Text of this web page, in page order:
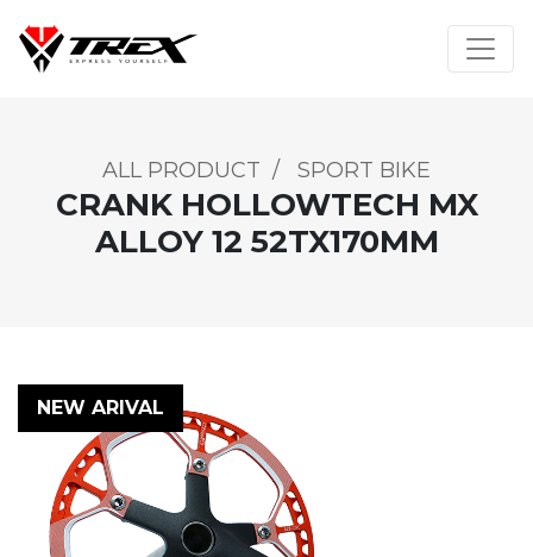
ALL PRODUCT / SPORT BIKE
CRANK HOLLOWTECH MX
ALLOY 12 52TX170MM
NEW ARIVAL